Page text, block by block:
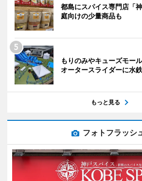
都島にスパイス専門店「
庭向けの少量商品も
もりのみやキューズモー
オータースライダーに水
もっと見る
フォトフラッシ